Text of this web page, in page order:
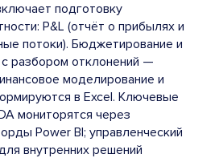
подготовку
P&L (отчёт о прибылях и
потоки). Бюджетирование и
разбором отклонений —
моделирование и
в Excel. Ключевые
мониторятся через
Power BI; управленческий
внутренних решений